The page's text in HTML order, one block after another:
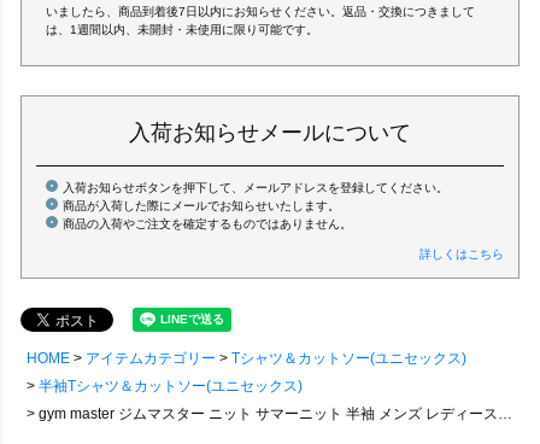
いましたら、商品到着後7日以内にお知らせください。返品・交換につきまして
は、1週間以内、未開封・未使用に限り可能です。
入荷お知らせメールについて
入荷お知らせボタンを押下して、メールアドレスを登録してください。
商品が入荷した際にメールでお知らせいたします。
商品の入荷やご注文を確定するものではありません。
詳しくはこちら
HOME アイテムカテゴリー
Tシャツ＆カットソー(ユニセックス)
半袖Tシャツ＆カットソー(ユニセックス)
gym master ジムマスター ニット サマーニット 半袖 メンズ レディース クルーネック レーヨン ナイロン 涼しい カレッジロゴ ジャガード 犬 アニマル キャラクター 配色 大きいサイズ カジュアル 夏 パティ